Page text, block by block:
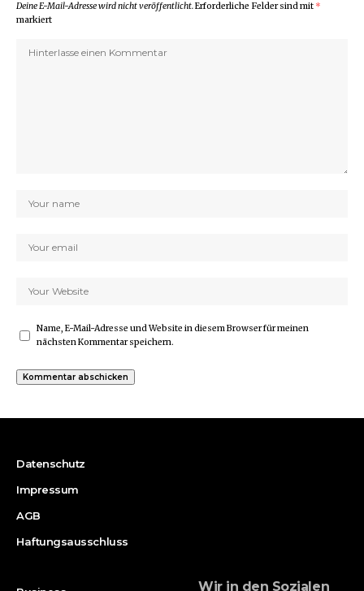
Deine E-Mail-Adresse wird nicht veröffentlicht.Erforderliche Felder sind mit *
markiert
Name, E-Mail-Adresse und Website in diesem Browser für meinen
nächsten Kommentar speichern.
Datenschutz
Impressum
AGB
Haftungsausschluss
Wir in den Sozialen